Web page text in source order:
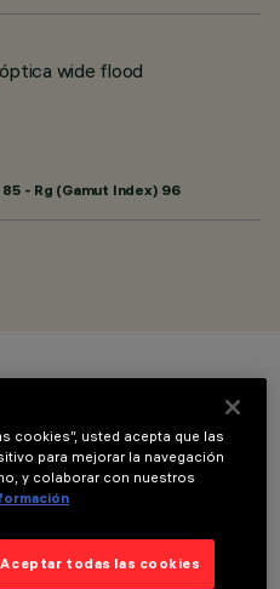
wide flood
- Rg (Gamut Index) 96
cookies”, usted acepta que las
para mejorar la navegación
y colaborar con nuestros
Aceptar todas las cookies